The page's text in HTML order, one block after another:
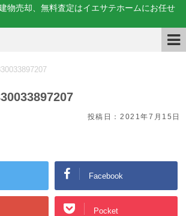
物売却、無料査定はイエサテホームにお任せ
投稿日：2021年7月15日
Facebook
Pocket